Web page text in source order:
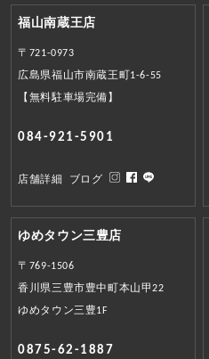
福山南蔵王店
〒721-0973
広島県福山市南蔵王町1-6-55
【無料駐車場完備】
084-921-5901
店舗詳細 ブログ
ゆめタウン三豊店
〒769-1506
香川県三豊市豊中町本山甲22
ゆめタウン三豊1F
0875-62-1887